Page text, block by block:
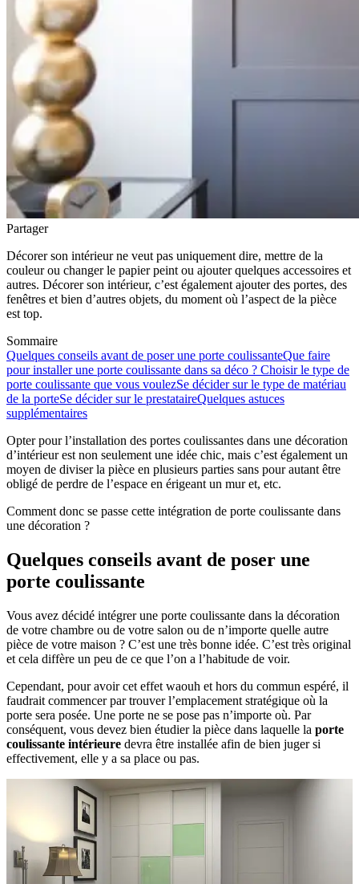
Partager
Décorer son intérieur ne veut pas uniquement dire, mettre de la
couleur ou changer le papier peint ou ajouter quelques accessoires et
autres. Décorer son intérieur, c’est également ajouter des portes, des
fenêtres et bien d’autres objets, du moment où l’aspect de la pièce
est top.
Sommaire
Quelques conseils avant de poser une porte coulissanteQue faire
pour installer une porte coulissante dans sa déco ? Choisir le type de
porte coulissante que vous voulezSe décider sur le type de matériau
de la porteSe décider sur le prestataireQuelques astuces
supplémentaires
Opter pour l’installation des portes coulissantes dans une décoration
d’intérieur est non seulement une idée chic, mais c’est également un
moyen de diviser la pièce en plusieurs parties sans pour autant être
obligé de perdre de l’espace en érigeant un mur et, etc.
Comment donc se passe cette intégration de porte coulissante dans
une décoration ?
Quelques conseils avant de poser une
porte coulissante
Vous avez décidé intégrer une porte coulissante dans la décoration
de votre chambre ou de votre salon ou de n’importe quelle autre
pièce de votre maison ? C’est une très bonne idée. C’est très original
et cela diffère un peu de ce que l’on a l’habitude de voir.
Cependant, pour avoir cet effet waouh et hors du commun espéré, il
faudrait commencer par trouver l’emplacement stratégique où la
porte sera posée. Une porte ne se pose pas n’importe où. Par
conséquent, vous devez bien étudier la pièce dans laquelle la porte
coulissante intérieure devra être installée afin de bien juger si
effectivement, elle y a sa place ou pas.